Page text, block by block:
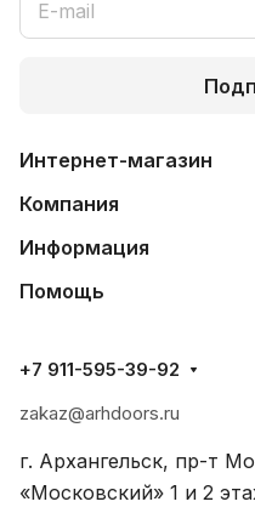
Интернет-магазин
Компания
Информация
Помощь
+7 911-595-39-92
zakaz@arhdoors.ru
г. Архангельск, пр-т
«Московский» 1 и 2